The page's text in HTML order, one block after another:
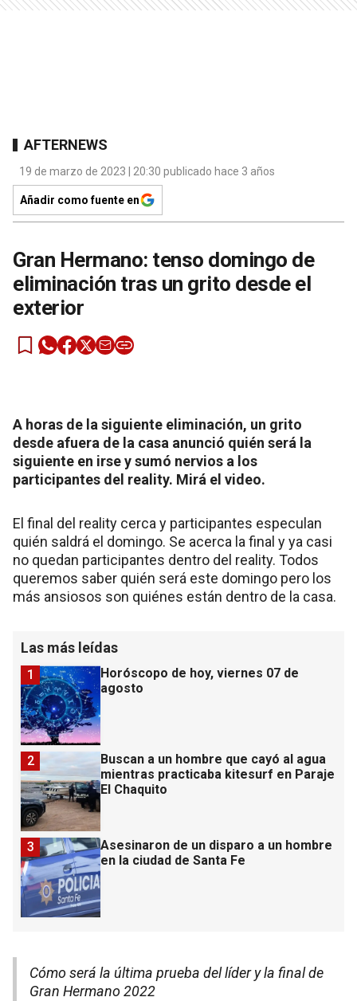
AFTERNEWS
19 de marzo de 2023 | 20:30 publicado hace 3 años
Añadir como fuente en
Gran Hermano: tenso domingo de
eliminación tras un grito desde el
exterior
A horas de la siguiente eliminación, un grito
desde afuera de la casa anunció quién será la
siguiente en irse y sumó nervios a los
participantes del reality. Mirá el video.
El final del reality cerca y participantes especulan
quién saldrá el domingo. Se acerca la final y ya casi
no quedan participantes dentro del reality. Todos
queremos saber quién será este domingo pero los
más ansiosos son quiénes están dentro de la casa.
Las más leídas
Horóscopo de hoy, viernes 07 de
agosto
1
Buscan a un hombre que cayó al agua
mientras practicaba kitesurf en Paraje
El Chaquito
2
Asesinaron de un disparo a un hombre
en la ciudad de Santa Fe
3
Cómo será la última prueba del líder y la final de
Gran Hermano 2022